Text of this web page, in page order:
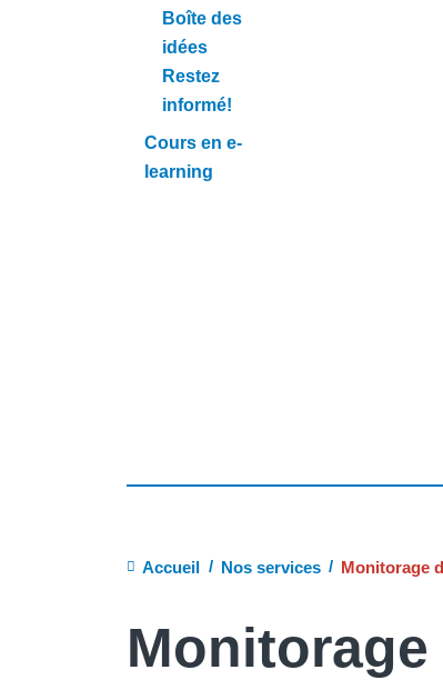
Boîte des
idées
Restez
informé!
Cours en e-
learning
Fil
Accueil Nos services Monitorage